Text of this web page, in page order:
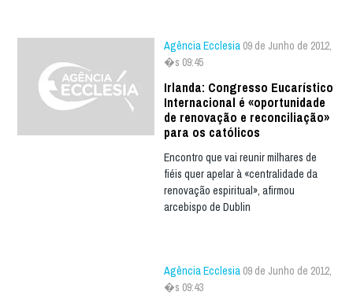
Agência Ecclesia 09 de Junho de 2012,
�s 09:45
Irlanda: Congresso Eucarístico
Internacional é «oportunidade
de renovação e reconciliação»
para os católicos
Encontro que vai reunir milhares de
fiéis quer apelar à «centralidade da
renovação espiritual», afirmou
arcebispo de Dublin
Agência Ecclesia 09 de Junho de 2012,
�s 09:43